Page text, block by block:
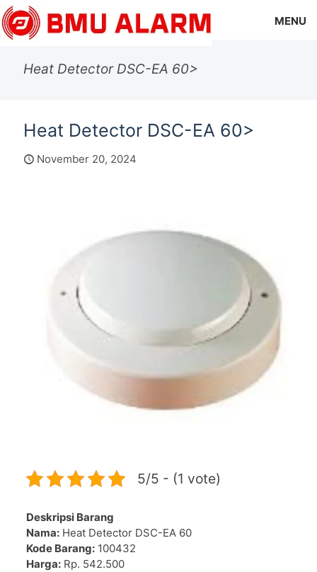
MENU
Heat Detector DSC-EA 60>
Heat Detector DSC-EA 60>
November 20, 2024
5/5 - (1 vote)
Deskripsi Barang
Nama:Heat Detector DSC-EA 60
Kode Barang:100432
Harga:Rp. 542.500